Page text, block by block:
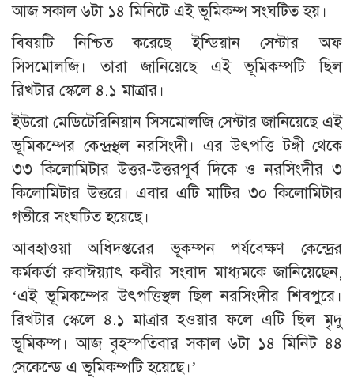
আজ সকাল ৬টা ১৪ মিনিটে এই ভূমিকম্প সংঘটিত হয়।
বিষয়টি নিশ্চিত করেছে ইন্ডিয়ান সেন্টার অফ
সিসমোলজি। তারা জানিয়েছে এই ভূমিকম্পটি ছিল
রিখটার স্কেলে ৪.১ মাত্রার।
ইউরো মেডিটেরিনিয়ান সিসমোলজি সেন্টার জানিয়েছে এই
ভূমিকম্পের কেন্দ্রস্থল নরসিংদী। এর উৎপত্তি টঙ্গী থেকে
৩৩ কিলোমিটার উত্তর-উত্তরপূর্ব দিকে ও নরসিংদীর ৩
কিলোমিটার উত্তরে। এবার এটি মাটির ৩০ কিলোমিটার
গভীরে সংঘটিত হয়েছে।
আবহাওয়া অধিদপ্তরের ভূকম্পন পর্যবেক্ষণ কেন্দ্রের
কর্মকর্তা রুবাঈয়্যাৎ কবীর সংবাদ মাধ্যমকে জানিয়েছেন,
‘এই ভূমিকম্পের উৎপত্তিস্থল ছিল নরসিংদীর শিবপুরে।
রিখটার স্কেলে ৪.১ মাত্রার হওয়ার ফলে এটি ছিল মৃদু
ভূমিকম্প। আজ বৃহস্পতিবার সকাল ৬টা ১৪ মিনিট ৪৪
সেকেন্ডে এ ভূমিকম্পটি হয়েছে।’